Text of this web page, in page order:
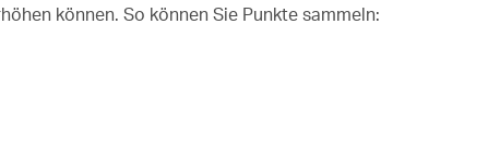
können. So können Sie Punkte sammeln: